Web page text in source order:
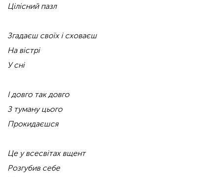
Цілісний пазл
Згадаєш своїх і сховаєш
На вістрі
У сні
І довго так довго
З туману цього
Прокидаєшся
Це у всесвітах вщент
Розгубив себе